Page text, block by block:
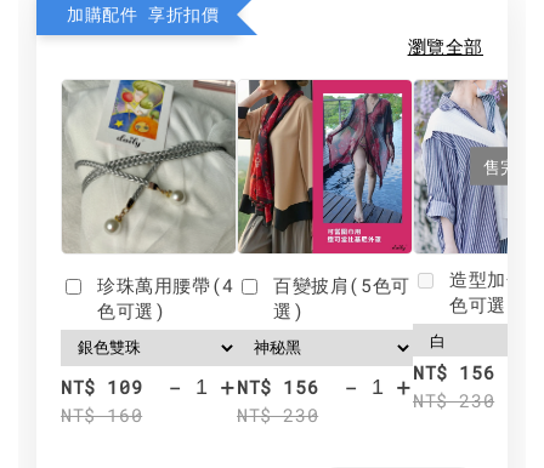
加購配件 享折扣價
瀏覽全部
珍珠萬用腰帶(4
色可選)
NT$ 109
NT$ 160
- +
百變披肩(5色可
選)
NT$ 156
NT$ 230
- +
售完
造型加分
色可選)
NT$ 156
NT$ 230